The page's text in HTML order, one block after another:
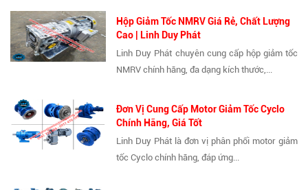
Hộp Giảm Tốc NMRV Giá Rẻ, Chất Lượng
Cao | Linh Duy Phát
Linh Duy Phát chuyên cung cấp hộp giảm tốc
NMRV chính hãng, đa dạng kích thước,...
Đơn Vị Cung Cấp Motor Giảm Tốc Cyclo
Chính Hãng, Giá Tốt
Linh Duy Phát là đơn vị phân phối motor giảm
tốc Cyclo chính hãng, đáp ứng...